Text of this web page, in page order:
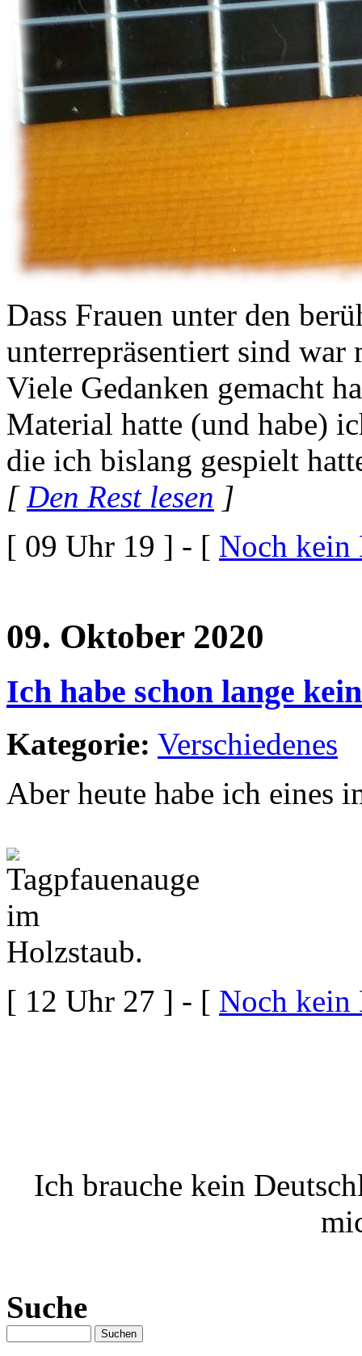
Dass Frauen unter den
unterrepräsentiert sind
Viele Gedanken gemacht
Material hatte (und habe)
die ich bislang gespielt
[Den Rest lesen ]
[ 09 Uhr 19 ] - [ Noch kein
09. Oktober 2020
Ich habe schon lange
Kategorie: Verschiedenes
Aber heute habe ich eines
[ 12 Uhr 27 ] - [ Noch kein
Ich brauche kein
Suche